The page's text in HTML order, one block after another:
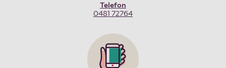
Telefon
0481 72764